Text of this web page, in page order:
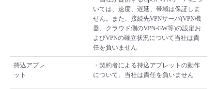
いては、速度、遅延、帯域は保証しま
せん。また、接続先VPNサーバ(VPN機
器、クラウド側のVPN-GW等)の設定お
よびVPNの確立状況について当社は責
任を負いません
持込アプレ
ット
・契約者による持込アプレットの動作
について、当社は責任を負いません